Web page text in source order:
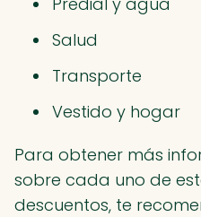
Salud
Transporte
Vestido y hogar
Para obtener más
sobre cada uno de
descuentos, te